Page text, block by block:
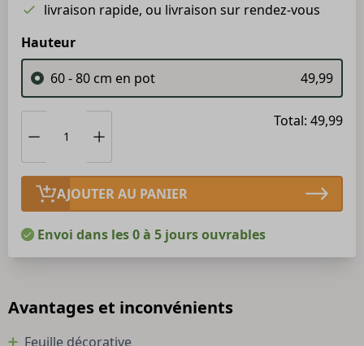
livraison rapide, ou livraison sur rendez-vous
Hauteur
60 - 80 cm en pot
49,99
AJOUTER AU PANIER
Total: 49,99
Envoi dans les 0 à 5 jours ouvrables
Avantages et inconvénients
Feuille décorative